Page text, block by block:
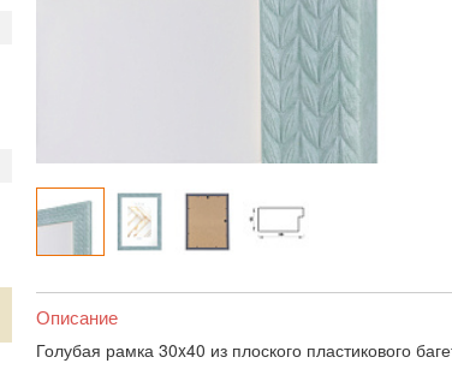
Описание
Голубая рамка 30x40 из плоского пластикового